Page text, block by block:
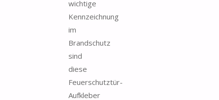
wichtige
Kennzeichnung
im
Brandschutz
sind
diese
Feuerschutztür-
Aufkleber